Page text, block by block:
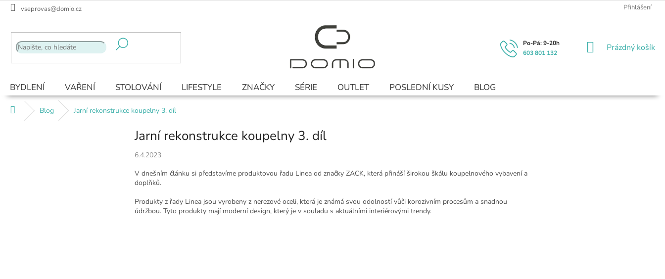
Přejít
vseprovas@domio.cz Přihlášení
603 801 132
NÁKUPNÍ
Prázdný košík
BYDLENÍ VAŘENÍ STOLOVÁNÍ LIFESTYLE ZNAČKY SÉRIE OUTLET POSLEDNÍ KUSY BLOG
Domů Blog Jarní rekonstrukce koupelny 3. díl
Jarní rekonstrukce koupelny 3. díl
6.4.2023
V dnešním článku si představíme produktovou řadu Linea od značky ZACK, která přináší širokou škálu koupelnového vybavení a
doplňků.
Produkty z řady Linea jsou vyrobeny z nerezové oceli, která je známá svou odolností vůči korozivním procesům a snadnou
údržbou. Tyto produkty mají moderní design, který je v souladu s aktuálními interiérovými trendy.